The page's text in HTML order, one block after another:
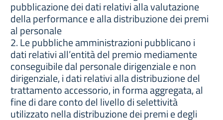
pubblicazione dei dati relativi alla valutazione
della performance e alla distribuzione dei premi
al personale
2. Le pubbliche amministrazioni pubblicano i
dati relativi all’entità del premio mediamente
conseguibile dal personale dirigenziale e non
dirigenziale, i dati relativi alla distribuzione del
trattamento accessorio, in forma aggregata, al
fine di dare conto del livello di selettività
utilizzato nella distribuzione dei premi e degli